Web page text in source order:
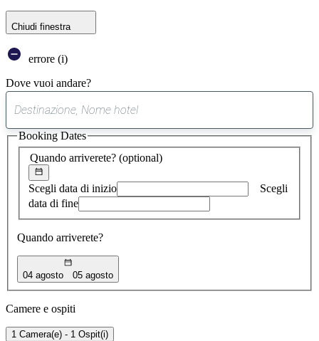
Chiudi finestra
errore (i)
Dove vuoi andare?
suggerimento
trovato
Quando arriverete? (optional)
Scegli data di inizio
Scegli
data di fine
Quando arriverete?
04 agosto 05 agosto
Booking Dates
Camere e ospiti
1 Camera(e) - 1 Ospit(i)